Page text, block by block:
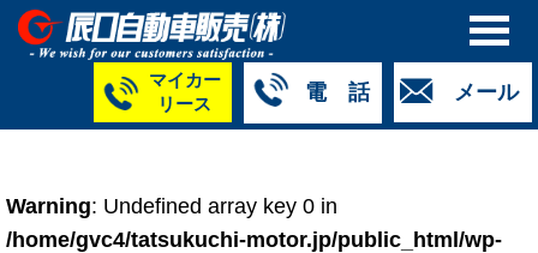
メール
電 話
4427
050-5268-
2318
0024
2424
4430
マイカー
リース
Warning: Undefined array key 0 in
/home/gvc4/tatsukuchi-motor.jp/public_html/wp-